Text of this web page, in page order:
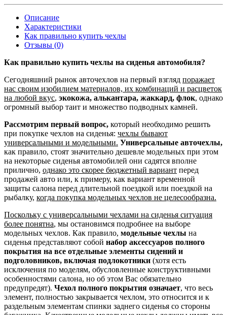
Описание
Характеристики
Как правильно купить чехлы
Отзывы (0)
Как правильно купить чехлы на сиденья автомобиля?
Сегодняшний рынок авточехлов на первый взгляд поражает
нас своим изобилием материалов, их комбинаций и расцветок
на любой вкус, экокожа, алькантара, жаккард, флок, однако
огромный выбор таит и множество подводных камней.
Рассмотрим первый вопрос, который необходимо решить
при покупке чехлов на сиденья: чехлы бывают
универсальными и модельными. Универсальные авточехлы,
как правило, стоят значительно дешевле модельных при этом
на некоторые сиденья автомобилей они садятся вполне
прилично, однако это скорее бюджетный вариант перед
продажей авто или, к примеру, как вариант временной
защиты салона перед длительной поездкой или поездкой на
рыбалку, когда покупка модельных чехлов не целесообразна.
Поскольку с универсальными чехлами на сиденья ситуация
более понятна, мы остановимся подробнее на выборе
модельных чехлов. Как правило, модельные чехлы на
сиденья представляют собой набор аксессуаров полного
покрытия на все отдельные элементы сидений и
подголовников, включая подлокотники (хотя есть
исключения по моделям, обусловленные конструктивными
особенностями салона, но об этом Вас обязательно
предупредят). Чехол полного покрытия означает, что весь
элемент, полностью закрывается чехлом, это относится и к
раздельным элементам спинки заднего сиденья со стороны